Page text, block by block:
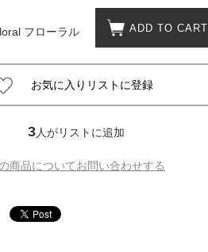
フローラル ADD TO CART
3人がリストに追加
商品についてお問い合わせする